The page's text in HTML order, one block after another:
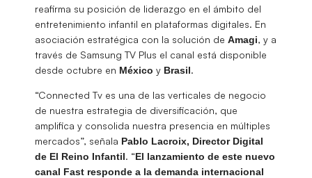
reafirma su posición de liderazgo en el ámbito del
entretenimiento infantil en plataformas digitales. En
asociación estratégica con la solución de Amagi, y a
través de Samsung TV Plus el canal está disponible
desde octubre en México y Brasil.
“Connected Tv es una de las verticales de negocio
de nuestra estrategia de diversificación, que
amplifica y consolida nuestra presencia en múltiples
mercados”, señala Pablo Lacroix, Director Digital
de El Reino Infantil. “El lanzamiento de este nuevo
canal Fast responde a la demanda internacional